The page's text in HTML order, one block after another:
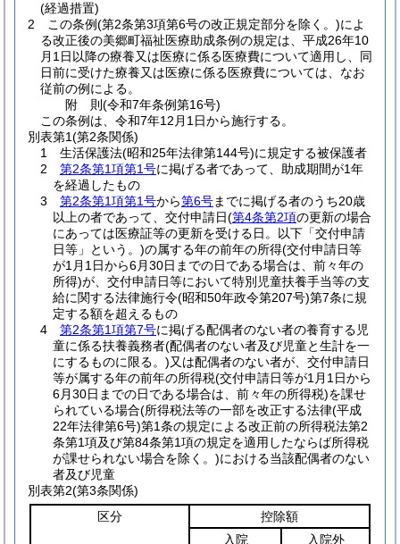
(経過措置)
2
この条例(第2条第3項第6号の改正規定部分を除く。)によ
る改正後の美郷町福祉医療助成条例の規定は、平成26年10
月1日以降の療養又は医療に係る医療費について適用し、同
日前に受けた療養又は医療に係る医療費については、なお
従前の例による。
附 則(令和7年条例第16号)
この条例は、令和7年12月1日から施行する。
別表第1(第2条関係)
1 生活保護法(昭和25年法律第144号)に規定する被保護者
2 第2条第1項第1号に掲げる者であって、助成期間が1年
を経過したもの
3 第2条第1項第1号から第6号までに掲げる者のうち20歳
以上の者であって、交付申請日(第4条第2項の更新の場合
にあっては医療証等の更新を受ける日。以下「交付申請
日等」という。)の属する年の前年の所得(交付申請日等
が1月1日から6月30日までの日である場合は、前々年の
所得)が、交付申請日等において特別児童扶養手当等の支
給に関する法律施行令(昭和50年政令第207号)第7条に規
定する額を超えるもの
4 第2条第1項第7号に掲げる配偶者のない者の養育する児
童に係る扶養義務者(配偶者のない者及び児童と生計を一
にするものに限る。)又は配偶者のない者が、交付申請日
等が属する年の前年の所得税(交付申請日等が1月1日から
6月30日までの日である場合は、前々年の所得税)を課せ
られている場合(所得税法等の一部を改正する法律(平成
22年法律第6号)第1条の規定による改正前の所得税法第2
条第1項及び第84条第1項の規定を適用したならば所得税
が課せられない場合を除く。)における当該配偶者のない
者及び児童
別表第2(第3条関係)
区分
控除額
入院
入院外